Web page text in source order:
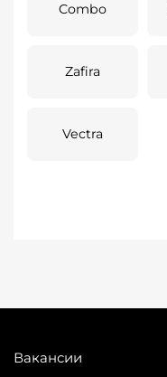
Combo
Zafira
Vectra
Вакансии